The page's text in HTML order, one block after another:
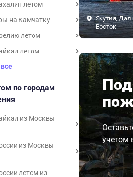
летом
на Камчатку
летом
летом
по городам
из Москвы
из Москвы
летом из
Якутия,
Восток
учетом